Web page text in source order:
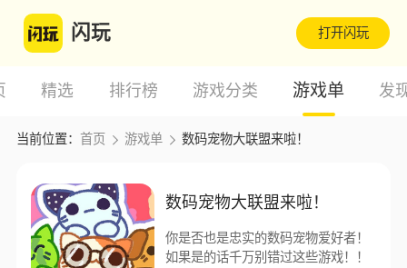
闪玩 打开闪玩
精选 排行榜 游戏分类 游戏单 发
当前位置： 首页 游戏单 数码宠物大联盟来啦！
数码宠物大联盟来啦！
你是否也是忠实的数码宠物爱好者！
如果是的话千万别错过这些游戏！！